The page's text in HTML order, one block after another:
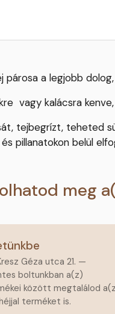
párosa a legjobb
vagy kalácsra
tejbegrízt, teheted
pillanatokon belül
meg
Géza utca 21. —
boltunkban a(z)
között megtalálod
terméket is.